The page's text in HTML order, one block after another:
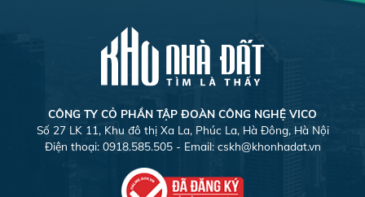
CÔNG TY CỎ PHẦN TẬP ĐOÀN CÔNG NGHỆ VICO
Số 27 LK 11, Khu đô thị Xa La, Phúc La, Hà Đông, Hà Nội
Điện thoại: 0918.585.505 - Email: cskh@khonhadat.vn